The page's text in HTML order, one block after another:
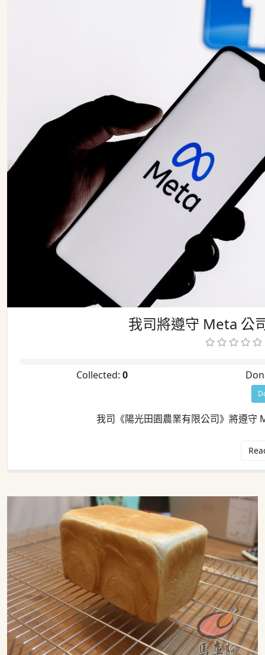
我司將遵守 Meta
我司將遵守 Meta 公
Collected:0
我司《陽光田園農業有限公司》將遵守
烘焙食譜-普爾曼麵包（就是吐司哦）